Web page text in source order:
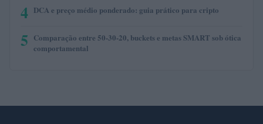
4 DCA e preço médio ponderado: guia prático para cripto
5 Comparação entre 50-30-20, buckets e metas SMART sob ótica
comportamental